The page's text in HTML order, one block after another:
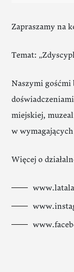
Zapraszamy na
Temat:
Naszymi gośćmi
miejskiej,
w
Więcej o